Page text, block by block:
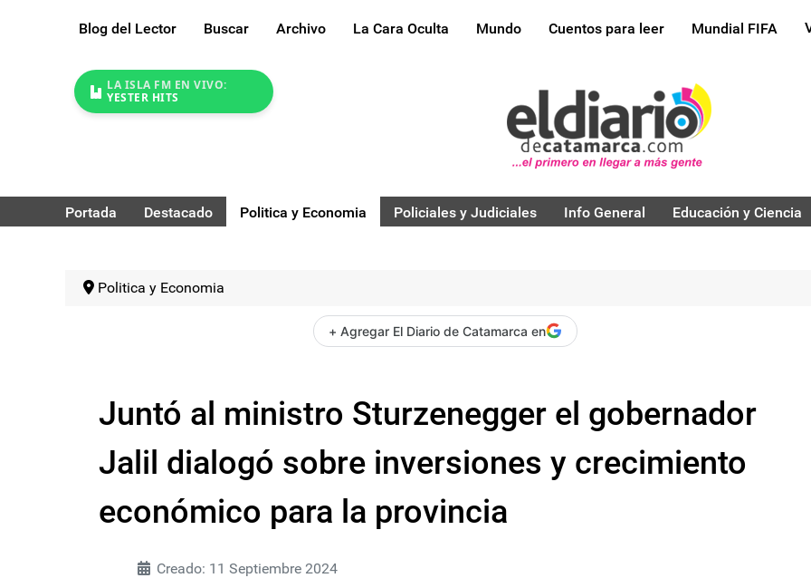
Blog del Lector Buscar Archivo La Cara Oculta Mundo Cuentos para leer Mundial FIFA
LA ISLA FM EN VIVO:
YESTER HITS
Portada Destacado Politica y Economia Policiales y Judiciales Info General Educación y Ciencia
Politica y Economia
+ Agregar El Diario de Catamarca en
Juntó al ministro Sturzenegger el gobernador
Jalil dialogó sobre inversiones y crecimiento
económico para la provincia
Creado: 11 Septiembre 2024